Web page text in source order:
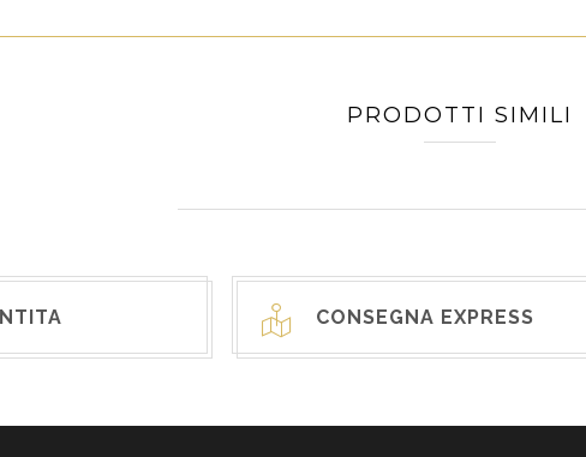
PRODOTTI SIMILI
CONSEGNA EXPRESS